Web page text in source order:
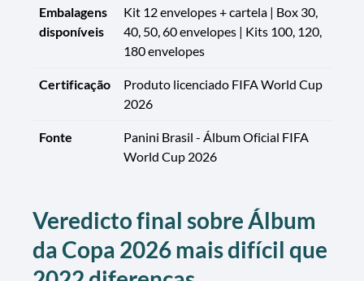
Embalagens
disponíveis
Kit 12 envelopes + cartela | Box 30,
40, 50, 60 envelopes | Kits 100, 120,
180 envelopes
Certificação
Produto licenciado FIFA World Cup
2026
Fonte
Panini Brasil - Álbum Oficial FIFA
World Cup 2026
Veredicto final sobre Álbum
da Copa 2026 mais difícil que